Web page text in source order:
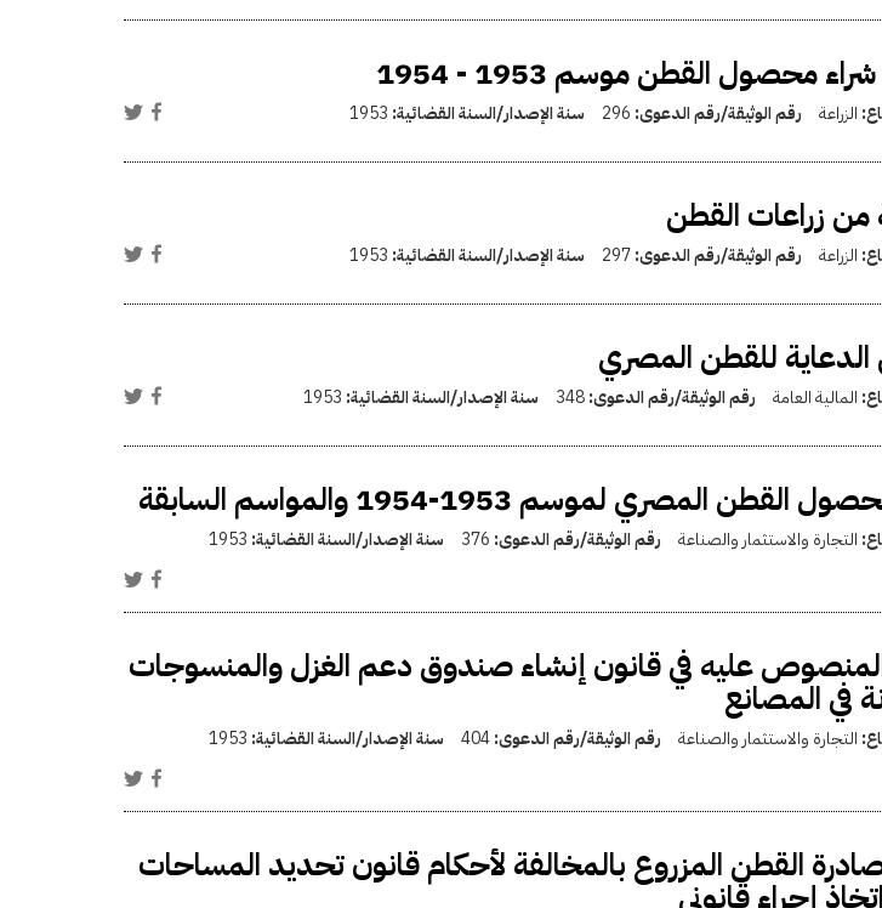
محصول القطن موسم 1953 - 1954
الزراعة رقم الوثيقة/رقم الدعوى: 296 سنة الإصدار/السنة القضائية: 1953
من زراعات القطن
الزراعة رقم الوثيقة/رقم الدعوى:297 سنة الإصدار/السنة القضائية: 1953
للقطن المصري
المالية العامة رقم الوثيقة/رقم الدعوى:348 سنة الإصدار/السنة القضائية: 1953
المصري لموسم 1953-1954 والمواسم السابقة
التجارة والاستثمار والصناعة رقم الوثيقة/رقم الدعوى: 376 سنة الإصدار/السنة القضائية: 1953
عليه في قانون إنشاء صندوق دعم الغزل والمنسوجات
في المصانع
التجارة والاستثمار والصناعة رقم الوثيقة/رقم الدعوى:404 سنة الإصدار/السنة القضائية: 1953
القطن المزروع بالمخالفة لأحكام قانون تحديد المساحات
إجراء قانوني